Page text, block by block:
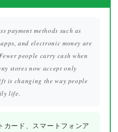
payment methods such as
and electronic money are
people carry cash when
stores now accept only
is changing the way people
life.
カード、スマートフォンア